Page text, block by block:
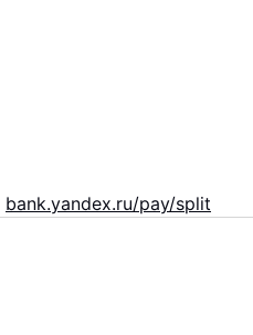
bank.yandex.ru/pay/split